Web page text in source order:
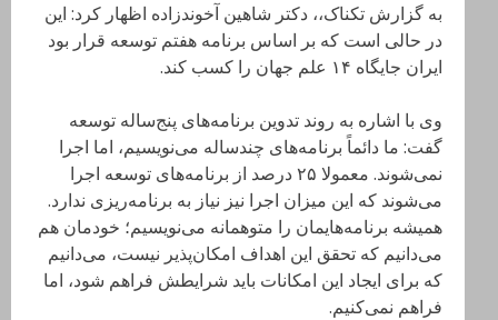
به گزارش تکناک،، دکتر شاهین آخوندزاده اظهار کرد: این
در حالی است که بر اساس برنامه هفتم توسعه قرار بود
ایران جایگاه ۱۴ علم جهان را کسب کند.
وی با اشاره به روند تدوین برنامه‌های پنج‌ساله توسعه
گفت: ما دائماً برنامه‌های چندساله می‌نویسیم، اما اجرا
نمی‌شوند. معمولا ۲۵ درصد از برنامه‌های توسعه اجرا
می‌شوند که این میزان اجرا نیز نیاز به برنامه‌ریزی ندارد.
همیشه برنامه‌هایمان را متوهمانه می‌نویسیم؛ خودمان هم
می‌دانیم که تحقق این اهداف امکان‌پذیر نیست، می‌دانیم
که برای ایجاد این امکانات باید شرایطش فراهم شود، اما
فراهم نمی‌کنیم.